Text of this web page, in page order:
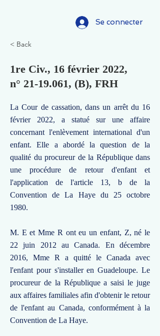
Se connecter
< Back
1re Civ., 16 février 2022,
n° 21-19.061, (B), FRH
La Cour de cassation, dans un arrêt du 16
février 2022, a statué sur une affaire
concernant l'enlèvement international d'un
enfant. Elle a abordé la question de la
qualité du procureur de la République dans
une procédure de retour d'enfant et
l'application de l'article 13, b de la
Convention de La Haye du 25 octobre
1980.
M. E et Mme R ont eu un enfant, Z, né le
22 juin 2012 au Canada. En décembre
2016, Mme R a quitté le Canada avec
l'enfant pour s'installer en Guadeloupe. Le
procureur de la République a saisi le juge
aux affaires familiales afin d'obtenir le retour
de l'enfant au Canada, conformément à la
Convention de La Haye.